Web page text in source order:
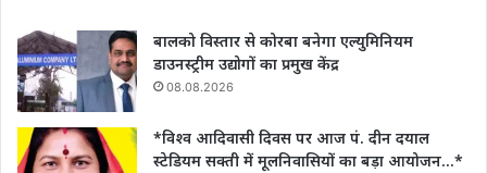
बालको विस्तार से कोरबा बनेगा एल्युमिनियम
डाउनस्ट्रीम उद्योगों का प्रमुख केंद्र
08.08.2026
*विश्व आदिवासी दिवस पर आज पं. दीन दयाल
स्टेडियम सक्ती में मूलनिवासियों का बड़ा आयोजन…*